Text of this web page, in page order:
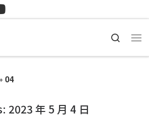
Search
04
2023 年 5 月 4 日